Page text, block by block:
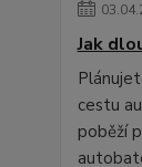
03.04.
Jak
cestu
poběží